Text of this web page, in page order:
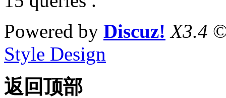
Powered by Discuz! X3.4
Style Design
返回顶部